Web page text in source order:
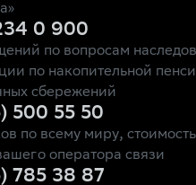
0 900
по вопросам
по накопительной
сбережений
500 55 50
по всему миру,
оператора связи
785 38 87